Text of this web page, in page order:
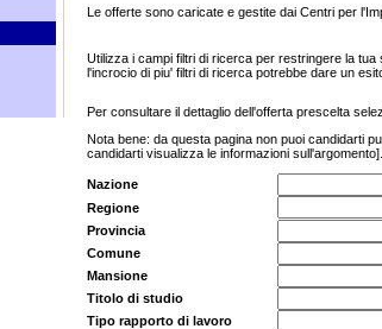
Le offerte sono caricate e gestite dai Centri per
Utilizza i campi filtri di ricerca per restringere la
l'incrocio di piu' filtri di ricerca potrebbe dare un
Per consultare il dettaglio dell'offerta prescelta
Nota bene: da questa pagina non puoi candidarti
candidarti visualizza le informazioni sull'argomento].
Nazione
Regione
Provincia
Comune
Mansione
Titolo di studio
Tipo rapporto di lavoro